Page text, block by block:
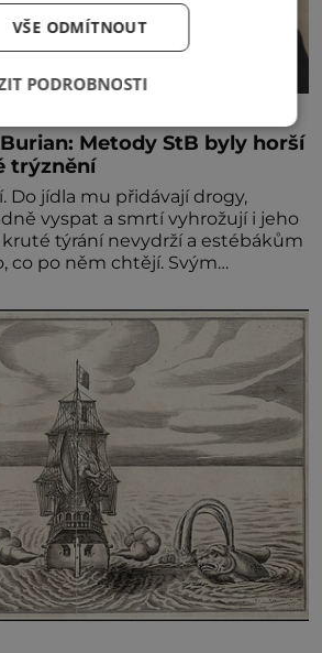
Metody StB byly horší
trýznění
Do jídla mu přidávají drogy,
vyspat a smrtí vyhrožují i jeho
týrání nevydrží a estébákům
co po něm chtějí. Svým
fyzický ani psychický nátlak.
chce být knězem a
VŠE ODMÍTNOUT
PODROBNOSTI